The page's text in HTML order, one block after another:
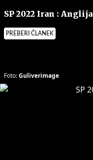
SP 2022 Iran : Anglija
PREBERI ČLANEK
Foto:Guliverimage